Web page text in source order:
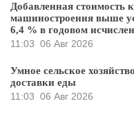
Добавленная стоимость
машиностроения выше
6,4 % в годовом
11:03 06 Авг 2026
Умное сельское
доставки еды
11:03 06 Авг 2026